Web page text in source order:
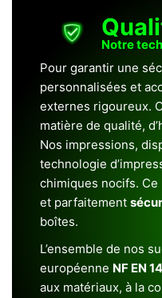
Notre
Pour garantir une
personnalisées et
externes rigoureux.
matière de qualité,
Nos impressions,
technologie
chimiques nocifs.
et parfaitement
boîtes.
L’ensemble de nos
européenne NF EN
aux matériaux, à la